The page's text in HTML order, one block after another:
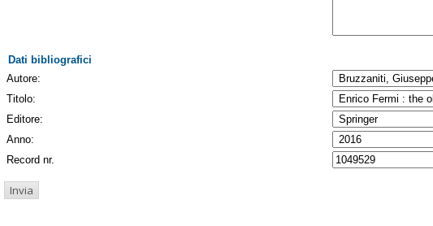
Dati bibliografici
Autore:
Titolo:
Editore:
Anno:
Record nr.